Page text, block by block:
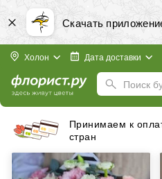
Скачать
Холон Дата доставки
Поиск
Принимаем к
стран